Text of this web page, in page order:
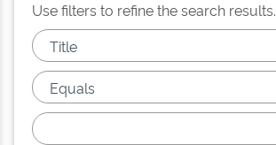
Use filters to refine the search results.